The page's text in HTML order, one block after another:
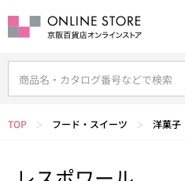
TOP ＞ フード・スイーツ ＞ 洋菓子